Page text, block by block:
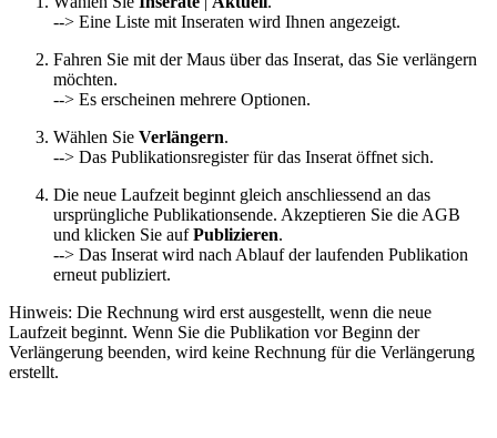
--> Eine Liste mit Inseraten wird Ihnen angezeigt.
Fahren Sie mit der Maus über das Inserat, das Sie verlängern
möchten.
--> Es erscheinen mehrere Optionen.
Wählen Sie Verlängern.
--> Das Publikationsregister für das Inserat öffnet sich.
Die neue Laufzeit beginnt gleich anschliessend an das
ursprüngliche Publikationsende. Akzeptieren Sie die AGB
und klicken Sie aufPublizieren.
--> Das Inserat wird nach Ablauf der laufenden Publikation
erneut publiziert.
Hinweis: Die Rechnung wird erst ausgestellt, wenn die neue
Laufzeit beginnt. Wenn Sie die Publikation vor Beginn der
Verlängerung beenden, wird keine Rechnung für die Verlängerung
erstellt.